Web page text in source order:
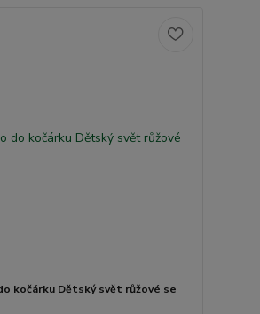
kočárku Dětský svět růžové se